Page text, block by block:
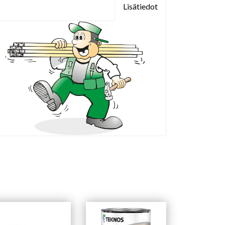
Lisätiedot